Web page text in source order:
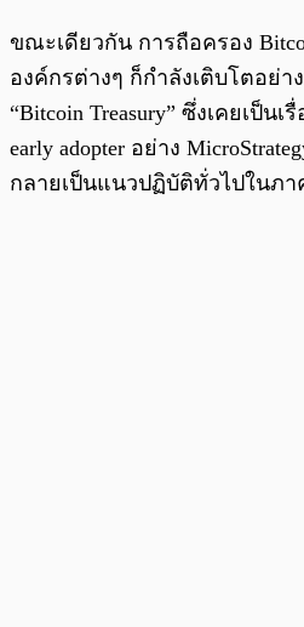
ขณะเดียวกัน การถือครอง
องค์กรต่างๆ ก็กำลังเติบโตอย่า
“Bitcoin Treasury” ซึ่งเคยเป็น
early adopter อย่าง
กลายเป็นแนวปฏิบัติทั่วไปในภา